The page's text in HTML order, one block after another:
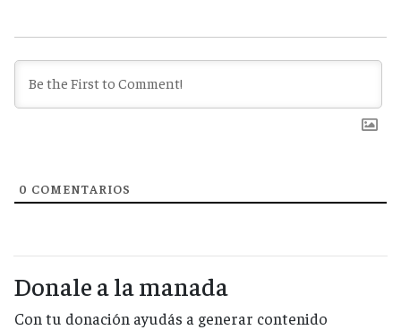
0 COMENTARIOS
Donale a la manada
Con tu donación ayudás a generar contenido